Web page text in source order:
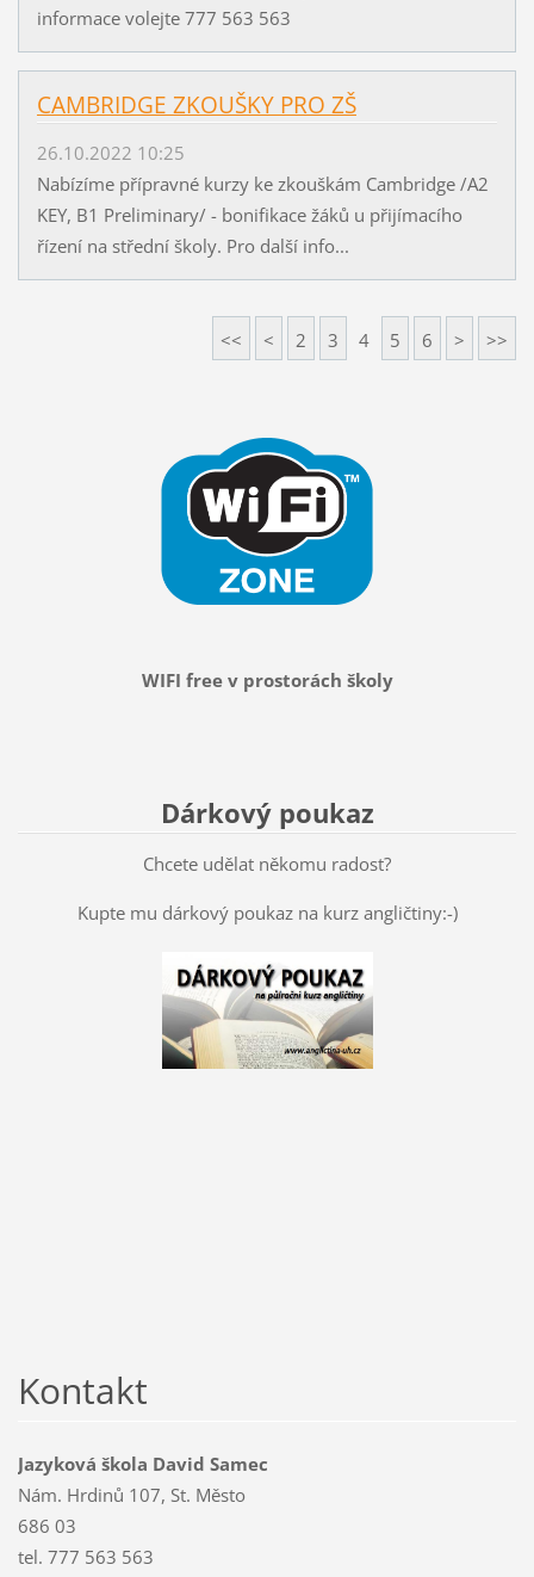
informace volejte 777 563 563
CAMBRIDGE ZKOUŠKY PRO ZŠ
26.10.2022 10:25
Nabízíme přípravné kurzy ke zkouškám Cambridge /A2
KEY, B1 Preliminary/ - bonifikace žáků u přijímacího
řízení na střední školy. Pro další info...
<< < 2 3 4 5 6 > >>
WIFI free v prostorách školy
Dárkový poukaz
Chcete udělat někomu radost?
Kupte mu dárkový poukaz na kurz angličtiny:-)
Kontakt
Jazyková škola David Samec
Nám. Hrdinů 107, St. Město
686 03
tel. 777 563 563